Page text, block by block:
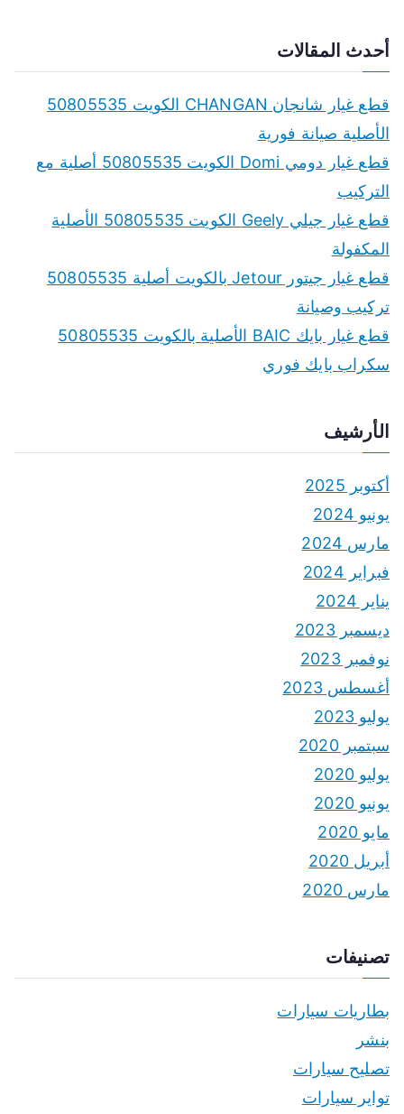
r
أحدث المقالات
قطع غيار شانجان CHANGAN الكويت 50805535
الأصلية صيانة فورية
قطع غيار دومي Domi الكويت 50805535 أصلية مع
التركيب
قطع غيار جيلي Geely الكويت 50805535 الأصلية
المكفولة
قطع غيار جيتور Jetour بالكويت أصلية 50805535
تركيب وصيانة
قطع غيار بايك BAIC الأصلية بالكويت 50805535
سكراب بايك فوري
الأرشيف
أكتوبر 2025
يونيو 2024
مارس 2024
فبراير 2024
يناير 2024
ديسمبر 2023
نوفمبر 2023
أغسطس 2023
يوليو 2023
سبتمبر 2020
يوليو 2020
يونيو 2020
مايو 2020
أبريل 2020
مارس 2020
تصنيفات
بطاريات سيارات
بنشر
تصليح سيارات
تواير سيارات